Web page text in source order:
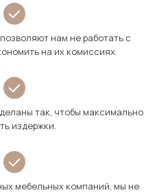
нам не работать с
на их комиссиях.
так, чтобы максимально
издержки.
мебельных компаний, мы не